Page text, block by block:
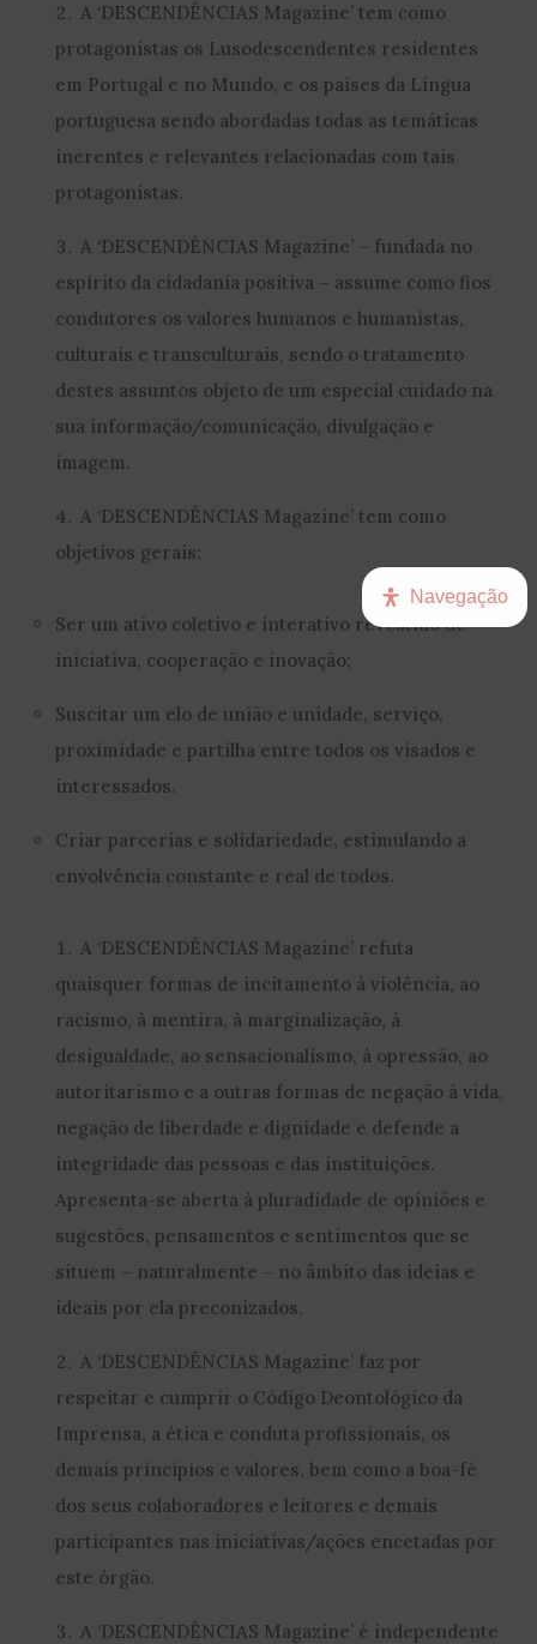
A ‘DESCENDÊNCIAS Magazine’ tem como
protagonistas os Lusodescendentes residentes
em Portugal e no Mundo, e os países da Língua
portuguesa sendo abordadas todas as temáticas
inerentes e relevantes relacionadas com tais
protagonistas.
A ‘DESCENDÊNCIAS Magazine’ – fundada no
espírito da cidadania positiva – assume como fios
condutores os valores humanos e humanistas,
culturais e transculturais, sendo o tratamento
destes assuntos objeto de um especial cuidado na
sua informação/comunicação, divulgação e
imagem.
A ‘DESCENDÊNCIAS Magazine’ tem como
objetivos gerais:
Ser um ativo coletivo e interativo revestido de
iniciativa, cooperação e inovação;
Suscitar um elo de união e unidade, serviço,
proximidade e partilha entre todos os visados e
interessados.
Criar parcerias e solidariedade, estimulando a
envolvência constante e real de todos.
A ‘DESCENDÊNCIAS Magazine’ refuta
quaisquer formas de incitamento à violência, ao
racismo, à mentira, à marginalização, à
desigualdade, ao sensacionalismo, à opressão, ao
autoritarismo e a outras formas de negação à vida,
negação de liberdade e dignidade e defende a
integridade das pessoas e das instituições.
Apresenta-se aberta à pluradidade de opiniões e
sugestões, pensamentos e sentimentos que se
situem – naturalmente – no âmbito das ideias e
ideais por ela preconizados.
A ‘DESCENDÊNCIAS Magazine’ faz por
respeitar e cumprir o Código Deontológico da
Imprensa, a ética e conduta profissionais, os
demais princípios e valores, bem como a boa-fé
dos seus colaboradores e leitores e demais
participantes nas iniciativas/ações encetadas por
este órgão.
A ‘DESCENDÊNCIAS Magazine’ é independente
Navegação